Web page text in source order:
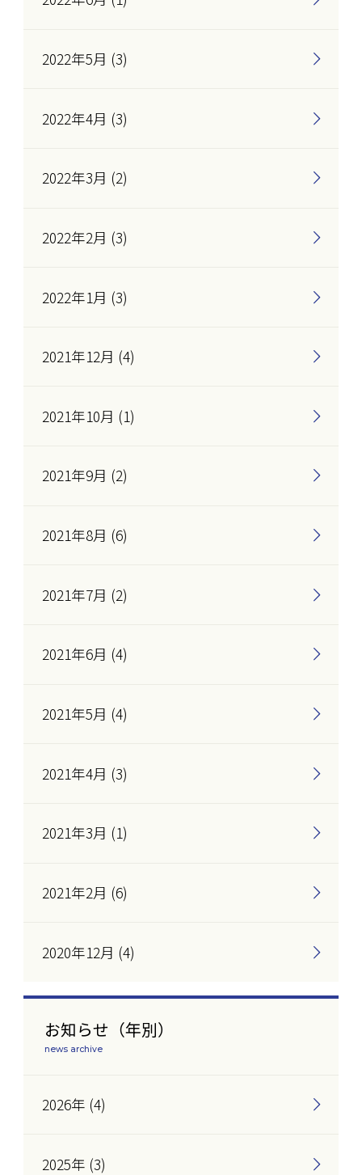
2022年5月 (3)
2022年4月 (3)
2022年3月 (2)
2022年2月 (3)
2022年1月 (3)
2021年12月 (4)
2021年10月 (1)
2021年9月 (2)
2021年8月 (6)
2021年7月 (2)
2021年6月 (4)
2021年5月 (4)
2021年4月 (3)
2021年3月 (1)
2021年2月 (6)
2020年12月 (4)
お知らせ（年別）
news archive
2026年 (4)
2025年 (3)